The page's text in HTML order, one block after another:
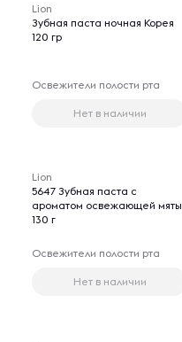
Lion
Зубная паста ночная Корея
120 гр
Освежители полости рта
Нет в наличии
Lion
5647 Зубная паста c
ароматом освежающей мяты,
130 г
Освежители полости рта
Нет в наличии